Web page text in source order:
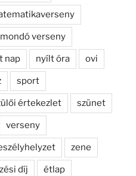
verseny
nap nyílt óra ovi
sport
értekezlet szünet
verseny
zene
díj étlap